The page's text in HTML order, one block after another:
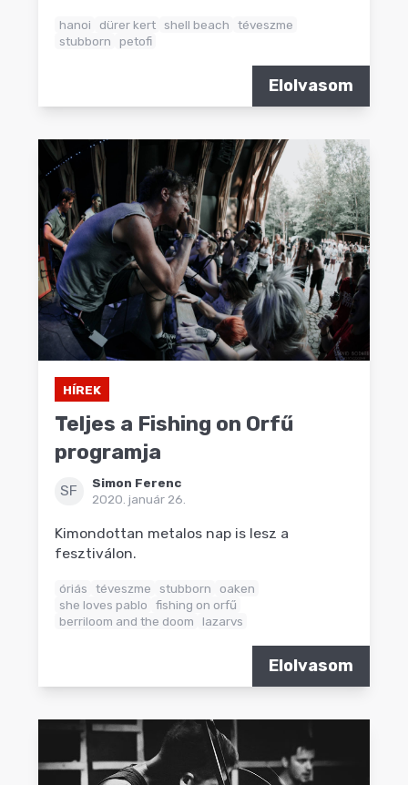
hanoi dürer kert shell beach
téveszme
stubborn
petofi
Elolvasom
HÍREK
Teljes a Fishing on Orfű
programja
SF
Simon Ferenc
2020. január 26.
Kimondottan metalos nap is lesz a
fesztiválon.
óriás téveszme stubborn
oaken
she loves pablo
fishing on orfű
berriloom and the doom
lazarvs
Elolvasom